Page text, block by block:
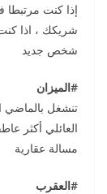
إذا كنت
شريكك ، اذا
شخص جديد
#الميزان
تنشغل بالماضي
العائلي أكثر
مسالة عقارية
#العقرب